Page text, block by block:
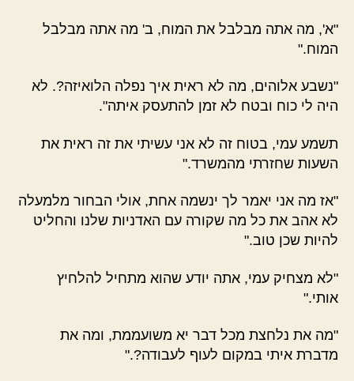
"א', מה אתה מבלבל את המוח, ב' מה אתה מבלבל
המוח."
"נשבע אלוהים, מה לא ראית איך נפלה הלואיזה?. לא
היה לי כוח ובטח לא זמן להתעסק איתה".
תשמע עמי, בטוח זה לא אני עשיתי את זה ראית את
השעות שחזרתי מהמשרד."
"אז מה אני יאמר לך ינשמה אחת, אולי הבחור מלמעלה
לא אהב את כל מה שקורה עם האדניות שלנו והחליט
להיות שכן טוב."
"לא מצחיק עמי, אתה יודע שהוא מתחיל להלחיץ
אותי."
"מה את נלחצת מכל דבר יא משועממת, ומה את
מדברת איתי במקום לעוף לעבודה?."